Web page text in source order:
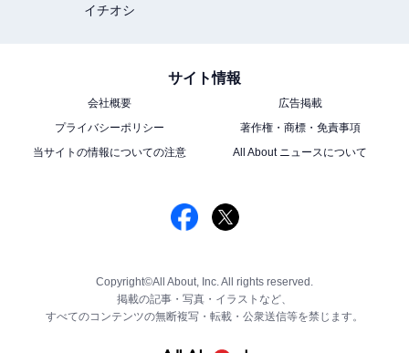
イチオシ
サイト情報
会社概要
広告掲載
プライバシーポリシー
著作権・商標・免責事項
当サイトの情報についての注意
All About ニュースについて
Copyright©All About, Inc. All rights reserved.
掲載の記事・写真・イラストなど、
すべてのコンテンツの無断複写・転載・公衆送信等を禁じます。